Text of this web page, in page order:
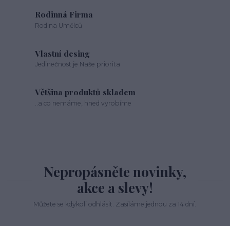
Rodinná Firma
Rodina Umělců
Vlastní desing
Jedinečnost je Naše priorita
Většina produktů skladem
..a co nemáme, hned vyrobíme
Nepropásněte novinky,
akce a slevy!
Můžete se kdykoli odhlásit. Zasíláme jednou za 14 dní.